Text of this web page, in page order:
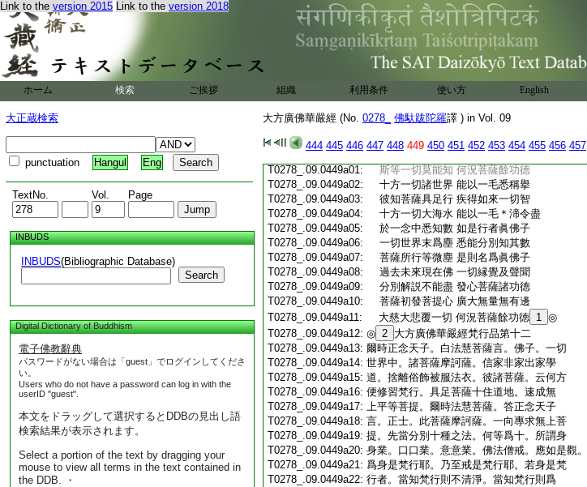
Link to the version 2015 Link to the version 2018
ホーム 検索 ご挨拶 組織 利用条件 使い方 English
大正蔵検索
punctuation Hangul Eng
TextNo. Vol. Page
INBUDS
INBUDS(Bibliographic Database)
Search
Digital Dictionary of Buddhism
電子佛教辭典
パスワードがない場合は「guest」でログインしてくださ
い。
Users who do not have a password can log in with the
userID "guest".
本文をドラッグして選択するとDDBの見出し語
検索結果が表示されます。
Select a portion of the text by dragging your
mouse to view all terms in the text contained in
the DDB. ・
大方廣佛華嚴經 (No. 0278_ 佛馱跋陀羅譯 ) in Vol. 09
444 445 446 447 448 449 450 451 452 453 454 455 456 457
T0278_.09.0448c19:三世諸佛及佛法 分別了知無障礙
T0278_.09.0448c20: 法界無量無有邊 諸佛聲聞悉充滿
T0278_.09.0448c21:盡於一切諸世界 皆悉能持光普 4
T0278_.09.0448c22:
盡於一切群生類 爲説究竟正覺智
如是十住諸菩薩 悉從如來法化生
T0278_.09.0448c24:隨其方便及境界 一切天人莫能知
T0278_.09.0448c25:初發無上菩提心 充滿十方悉無餘
T0278_.09.0448c26:了達三世諸法相 具足成就一切智
T0278_.09.0448c27:無邊佛刹及世間 無量無數衆生類
T0278_.09.0448c28: 煩惱業報菩提心 如是一切無所著
T0278_.09.0449a01:
斯等一切莫能知 何況菩薩餘功徳
T0278_.09.0449a02:
十方一切諸世界 能以一毛悉稱擧
T0278_.09.0449a03:
彼知菩薩具足行 疾得如來一切智
T0278_.09.0449a04:
十方一切大海水 能以一毛＊渧令盡
T0278_.09.0449a05:
於一念中悉知數 如是行者眞佛子
T0278_.09.0449a06:
一切世界末爲塵 悉能分別知其數
T0278_.09.0449a07:
菩薩所行等微塵 是則名爲眞佛子
T0278_.09.0449a08:
過去未來現在佛 一切縁覺及聲聞
T0278_.09.0449a09:
分別解説不能盡 發心菩薩諸功徳
T0278_.09.0449a10:
菩薩初發菩提心 廣大無量無有邊
T0278_.09.0449a11:
大慈大悲覆一切 何況菩薩餘功徳 1 ◎
T0278_.09.0449a12: ◎ 2 大方廣佛華嚴經梵行品第十二
T0278_.09.0449a13: 爾時正念天子。白法慧菩薩言。佛子。一切
T0278_.09.0449a14: 世界中。諸菩薩摩訶薩。信家非家出家學
T0278_.09.0449a15: 道。捨離俗飾被服法衣。彼諸菩薩。云何方
T0278_.09.0449a16: 便修習梵行。具足菩薩十住道地。速成無
T0278_.09.0449a17: 上平等菩提。爾時法慧菩薩。答正念天子
T0278_.09.0449a18: 言。正士。此菩薩摩訶薩。一向專求無上菩
T0278_.09.0449a19: 提。先當分別十種之法。何等爲十。所謂身
T0278_.09.0449a20: 身業。口口業。意意業。佛法僧戒。應如是觀。
T0278_.09.0449a21: 爲身是梵行耶。乃至戒是梵行耶。若身是梵
T0278_.09.0449a22: 行者。當知梵行則不清淨。當知梵行則爲